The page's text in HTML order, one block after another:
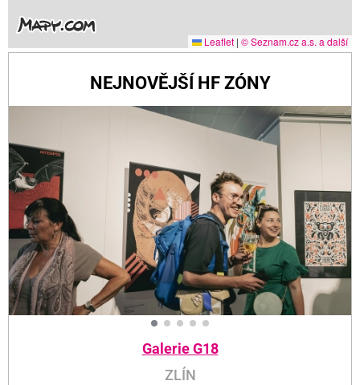
Leaflet | © Seznam.cz a.s. a další
NEJNOVĚJŠÍ HF ZÓNY
Galerie G18
ZLÍN